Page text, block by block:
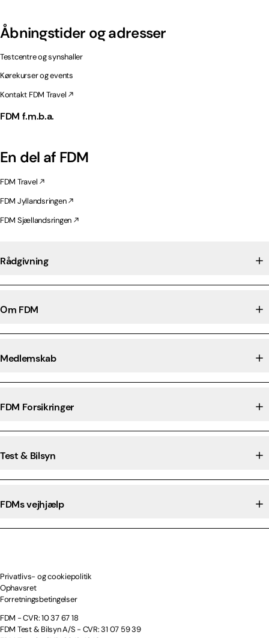
Åbningstider og adresser
Testcentre og synshaller
Kørekurser og events
Kontakt FDM Travel
FDM f.m.b.a.
En del af FDM
FDM Travel
FDM Jyllandsringen
FDM Sjællandsringen
Rådgivning
Om FDM
Medlemskab
FDM Forsikringer
Test & Bilsyn
FDMs vejhjælp
Privatlivs- og cookiepolitik
Ophavsret
Forretningsbetingelser
FDM - CVR: 10 37 67 18
FDM Test & Bilsyn A/S - CVR: 31 07 59 39